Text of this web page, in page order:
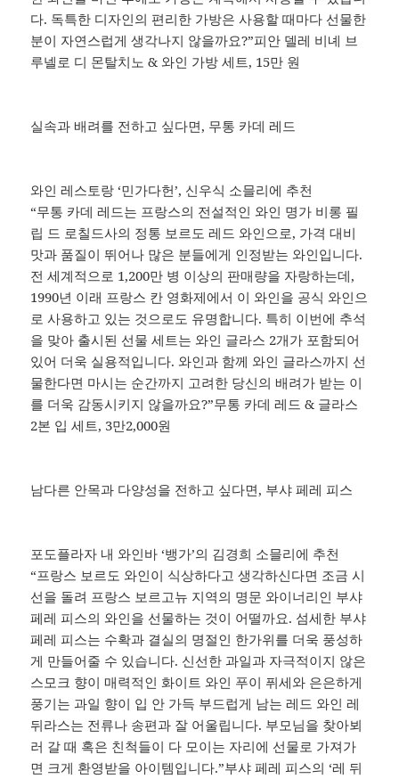
다. 독특한 디자인의 편리한 가방은 사용할 때마다 선물한
분이 자연스럽게 생각나지 않을까요?”피안 델레 비녜 브
루넬로 디 몬탈치노 & 와인 가방 세트, 15만 원
실속과 배려를 전하고 싶다면, 무통 카데 레드
와인 레스토랑 ‘민가다헌’, 신우식 소믈리에 추천
“무통 카데 레드는 프랑스의 전설적인 와인 명가 비롱 필
립 드 로칠드사의 정통 보르도 레드 와인으로, 가격 대비
맛과 품질이 뛰어나 많은 분들에게 인정받는 와인입니다.
전 세계적으로 1,200만 병 이상의 판매량을 자랑하는데,
1990년 이래 프랑스 칸 영화제에서 이 와인을 공식 와인으
로 사용하고 있는 것으로도 유명합니다. 특히 이번에 추석
을 맞아 출시된 선물 세트는 와인 글라스 2개가 포함되어
있어 더욱 실용적입니다. 와인과 함께 와인 글라스까지 선
물한다면 마시는 순간까지 고려한 당신의 배려가 받는 이
를 더욱 감동시키지 않을까요?”무통 카데 레드 & 글라스
2본 입 세트, 3만2,000원
남다른 안목과 다양성을 전하고 싶다면, 부샤 페레 피스
포도플라자 내 와인바 ‘뱅가’의 김경희 소믈리에 추천
“프랑스 보르도 와인이 식상하다고 생각하신다면 조금 시
선을 돌려 프랑스 보르고뉴 지역의 명문 와이너리인 부샤
페레 피스의 와인을 선물하는 것이 어떨까요. 섬세한 부샤
페레 피스는 수확과 결실의 명절인 한가위를 더욱 풍성하
게 만들어줄 수 있습니다. 신선한 과일과 자극적이지 않은
스모크 향이 매력적인 화이트 와인 푸이 퓌세와 은은하게
풍기는 과일 향이 입 안 가득 부드럽게 남는 레드 와인 레
뒤라스는 전류나 송편과 잘 어울립니다. 부모님을 찾아뵈
러 갈 때 혹은 친척들이 다 모이는 자리에 선물로 가져가
면 크게 환영받을 아이템입니다.”부샤 페레 피스의 ‘레 뒤